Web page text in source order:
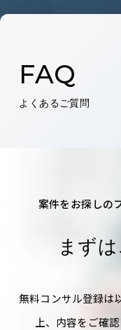
FAQ
よくあるご質問
案件をお探しの
まず
無料コンサル登録は
上、内容をご確